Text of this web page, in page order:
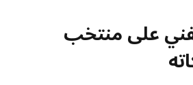
على منتخب